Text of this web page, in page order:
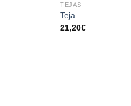
TEJAS
Teja
21,20€